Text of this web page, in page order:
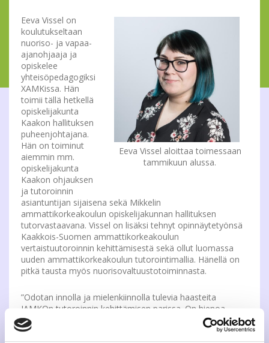
Eeva Vissel aloittaa toimessaan
tammikuun alussa.
Eeva Vissel on
koulutukseltaan
nuoriso- ja vapaa-
ajanohjaaja ja
opiskelee
yhteisöpedagogiksi
XAMKissa. Hän
toimii tällä hetkellä
opiskelijakunta
Kaakon hallituksen
puheenjohtajana.
Hän on toiminut
aiemmin mm.
opiskelijakunta
Kaakon ohjauksen
ja tutoroinnin
asiantuntijan sijaisena sekä Mikkelin
ammattikorkeakoulun opiskelijakunnan hallituksen
tutorvastaavana. Vissel on lisäksi tehnyt opinnäytetyönsä
Kaakkois-Suomen ammattikorkeakoulun
vertaistuutoroinnin kehittämisestä sekä ollut luomassa
uuden ammattikorkeakoulun tutorointimallia. Hänellä on
pitkä tausta myös nuorisovaltuustotoiminnasta.
”Odotan innolla ja mielenkiinnolla tulevia haasteita
JAMKOn tutoroinnin kehittämisen parissa. On hienoa
päästä osaksi opiskelijaläheistä työyhteisöä yhdessä
Suomen suurimmista opiskelijakaupungeista” kertoo Eeva